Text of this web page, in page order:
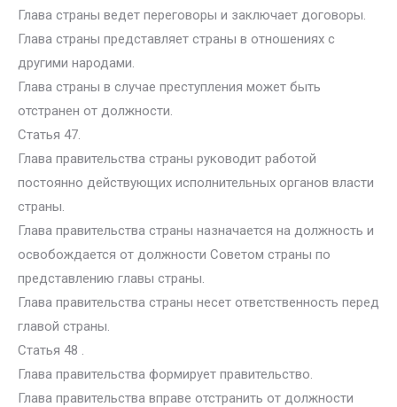
Глава страны ведет переговоры и заключает договоры.
Глава страны представляет страны в отношениях с
другими народами.
Глава страны в случае преступления может быть
отстранен от должности.
Статья 47.
Глава правительства страны руководит работой
постоянно действующих исполнительных органов власти
страны.
Глава правительства страны назначается на должность и
освобождается от должности Советом страны по
представлению главы страны.
Глава правительства страны несет ответственность перед
главой страны.
Статья 48 .
Глава правительства формирует правительство.
Глава правительства вправе отстранить от должности